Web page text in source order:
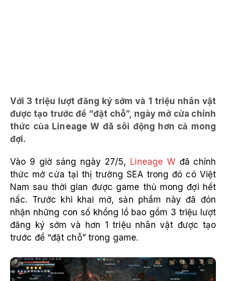
Với 3 triệu lượt đăng ký sớm và 1 triệu nhân vật
được tạo trước để “đặt chỗ”, ngày mở cửa chính
thức của Lineage W đã sôi động hơn cả mong
đợi.
Vào 9 giờ sáng ngày 27/5, Lineage Wđã chính
thức mở cửa tại thị trường SEA trong đó có Việt
Nam sau thời gian được game thủ mong đợi hết
nấc. Trước khi khai mở, sản phẩm này đã đón
nhận những con số khổng lồ bao gồm 3 triệu lượt
đăng ký sớm và hơn 1 triệu nhân vật được tạo
trước để “đặt chỗ” trong game.